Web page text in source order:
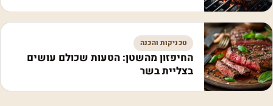
טכניקות והכנה
החיפזון מהשטן: הטעות שכולם עושים
בצליית בשר